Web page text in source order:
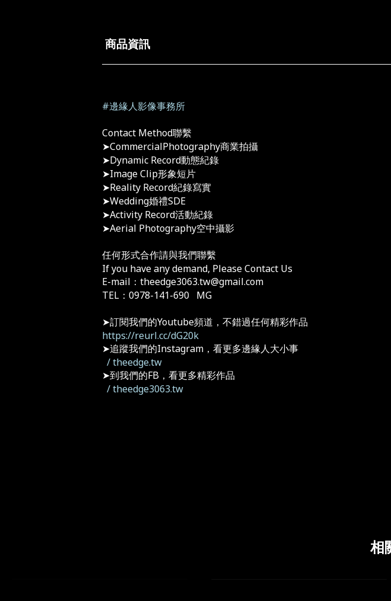
商品資訊
#邊緣人影像事務所
Contact Method聯繫
➤CommercialPhotography商業拍攝
➤Dynamic Record動態紀錄
➤Image Clip形象短片
➤Reality Record紀錄寫實
➤Wedding婚禮SDE
➤Activity Record活動紀錄
➤Aerial Photography空中攝影
任何形式合作請與我們聯繫
If you have any demand, Please Contact Us
E-mail：theedge3063.tw@gmail.com
TEL：0978-141-690 MG
➤訂閱我們的Youtube頻道，不錯過任何精彩作品
https://reurl.cc/dG20k
➤追蹤我們的Instagram，看更多邊緣人大小事
/ theedge.tw
➤到我們的FB，看更多精彩作品
/ theedge3063.tw